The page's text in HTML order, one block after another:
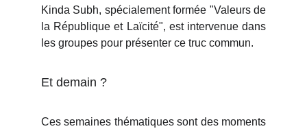
Kinda Subh, spécialement formée "Valeurs de
la République et Laïcité", est intervenue dans
les groupes pour présenter ce truc commun.
Et demain ?
Ces semaines thématiques sont des moments